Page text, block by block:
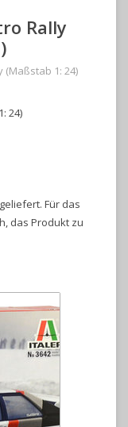
Rally
(Maßstab 1: 24)
24)
Für das
das Produkt zu